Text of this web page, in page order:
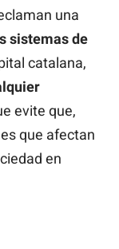
una
sistemas de
catalana,
evite que,
que afectan
en